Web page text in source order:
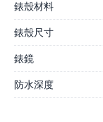
錶殼材料
錶殼尺寸
錶鏡
防水深度